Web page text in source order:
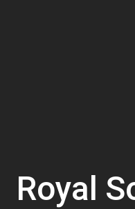
Royal